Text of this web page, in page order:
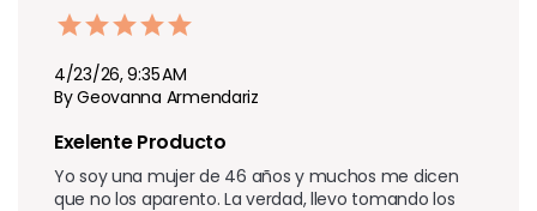
4/23/26, 9:35 AM
By Geovanna Armendariz
Exelente Producto
Yo soy una mujer de 46 años y muchos me dicen
que no los aparento. La verdad, llevo tomando los